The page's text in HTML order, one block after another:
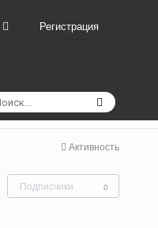
Регистрация
Активность
Подписчики 0